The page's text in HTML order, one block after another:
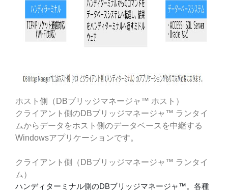
ホスト側（DBブリッジマネージャ™ ホスト）
クライアント側のDBブリッジマネージャ™ ランタイ
ムからデータをホスト側のデータベースを中継する
Windowsアプリケーションです。
クライアント側（DBブリッジマネージャ™ ランタイ
ム）
ハンディターミナル側のDBブリッジマネージャ™。各種